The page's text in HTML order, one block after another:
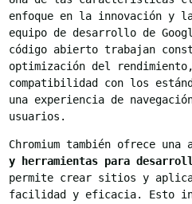
enfoque en la innovación y
equipo de desarrollo de
código abierto trabajan
optimización del
compatibilidad con los
una experiencia de
usuarios.
Chromium también ofrece una
y herramientas para
permite crear sitios y
facilidad y eficacia. Esto